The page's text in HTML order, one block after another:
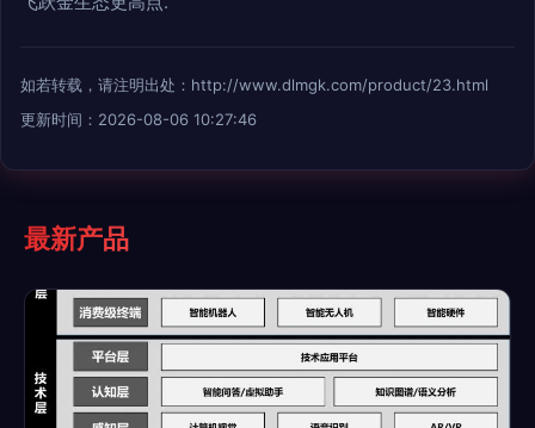
如若转载，请注明出处：http://www.dlmgk.com/product/23.html
更新时间：2026-08-06 10:27:46
最新产品